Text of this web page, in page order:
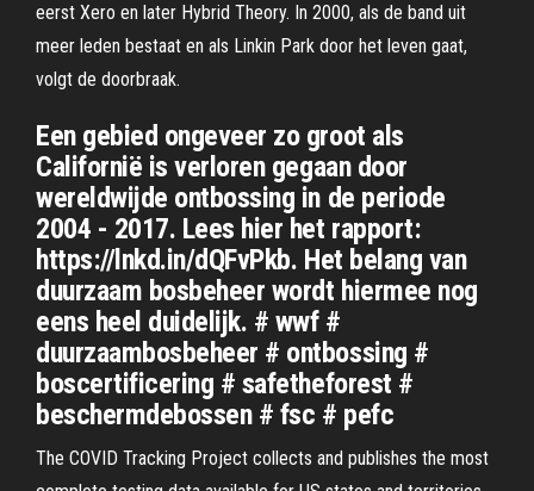
eerst Xero en later Hybrid Theory. In 2000, als de band uit
meer leden bestaat en als Linkin Park door het leven gaat,
volgt de doorbraak.
Een gebied ongeveer zo groot als
Californië is verloren gegaan door
wereldwijde ontbossing in de periode
2004 - 2017. Lees hier het rapport:
https://lnkd.in/dQFvPkb. Het belang van
duurzaam bosbeheer wordt hiermee nog
eens heel duidelijk. # wwf #
duurzaambosbeheer # ontbossing #
boscertificering # safetheforest #
beschermdebossen # fsc # pefc
The COVID Tracking Project collects and publishes the most